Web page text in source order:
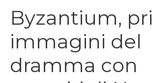
Byzantium,
immagini del
dramma con